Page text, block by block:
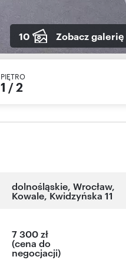
10 Zobacz galerię
PIĘTRO
1 / 2
dolnośląskie,Wrocław,
Kowale,Kwidzyńska 11
7 300 zł
(cena do
negocjacji)